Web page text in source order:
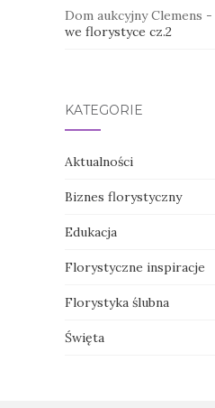
Dom aukcyjny Clemens -
we florystyce cz.2
KATEGORIE
Aktualności
Biznes florystyczny
Edukacja
Florystyczne inspiracje
Florystyka ślubna
Święta